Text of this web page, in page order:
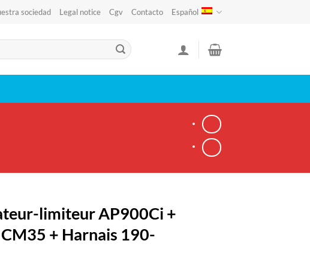
sociedad Legal notice Cgv Contacto Español
limiteur AP900Ci +
+ Harnais 190-